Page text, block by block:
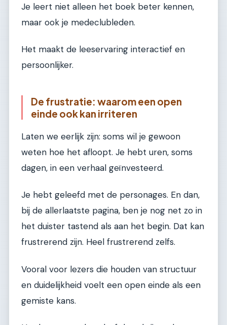
Je leert niet alleen het boek beter kennen,
maar ook je medeclubleden.
Het maakt de leeservaring interactief en
persoonlijker.
De frustratie: waarom een open
einde ook kan irriteren
Laten we eerlijk zijn: soms wil je gewoon
weten hoe het afloopt. Je hebt uren, soms
dagen, in een verhaal geïnvesteerd.
Je hebt geleefd met de personages. En dan,
bij de allerlaatste pagina, ben je nog net zo in
het duister tastend als aan het begin. Dat kan
frustrerend zijn. Heel frustrerend zelfs.
Vooral voor lezers die houden van structuur
en duidelijkheid voelt een open einde als een
gemiste kans.